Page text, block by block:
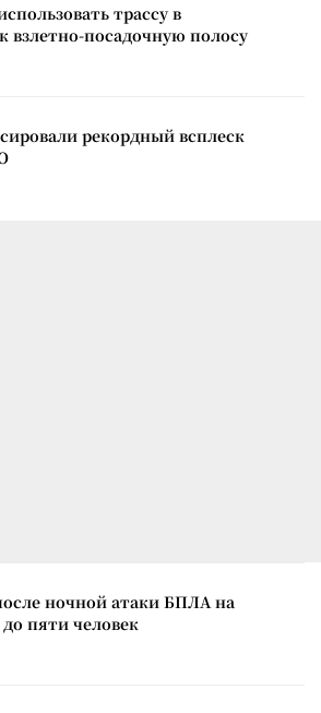
трассу в
взлетно-посадочную полосу
рекордный всплеск
ночной атаки БПЛА на
пяти человек